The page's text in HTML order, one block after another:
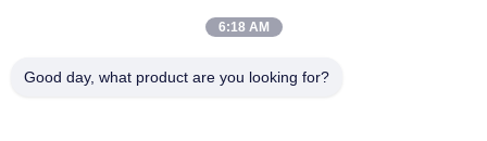
Liên Hệ Với Chúng Tôi
6:18 AM
Good day, what product are you looking for?